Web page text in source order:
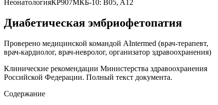
НеонатологияКР907МКБ-10: B05, A12
Диабетическая эмбриофетопатия
Проверено медицинской командой AIntermed (врач-терапевт,
врач-кардиолог, врач-невролог, организатор здравоохранения)
Клинические рекомендации Министерства здравоохранения
Российской Федерации. Полный текст документа.
Содержание